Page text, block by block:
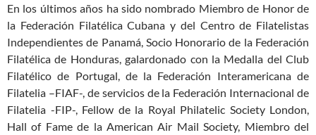
En los últimos años ha sido nombrado Miembro de Honor de
la Federación Filatélica Cubana y del Centro de Filatelistas
Independientes de Panamá, Socio Honorario de la Federación
Filatélica de Honduras, galardonado con la Medalla del Club
Filatélico de Portugal, de la Federación Interamericana de
Filatelia –FIAF-, de servicios de la Federación Internacional de
Filatelia -FIP-, Fellow de la Royal Philatelic Society London,
Hall of Fame de la American Air Mail Society, Miembro del